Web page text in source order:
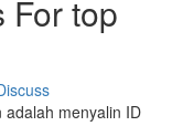
For top
menyalin ID